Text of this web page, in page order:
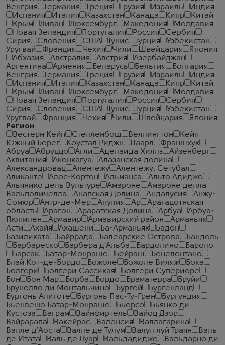
Венгрия
Германия Греция Грузия Израиль
Индия
Испания
Италия Казахстан Канада Кипр
Китай
Крым
Ливан Люксембург Македония
Молдавия
Новая Зеландия
Португалия Россия
Сербия
Сирия
Словения США Тунис Турция
Узбекистан
Уругвай
Франция Чехия Чили Швейцария
Япония
Абхазия
Австралия Австрия
Азербайджан
Аргентина
Армения Беларусь Бельгия
Болгария
Венгрия
Германия Греция Грузия Израиль
Индия
Испания
Италия Казахстан Канада Кипр
Китай
Крым
Ливан Люксембург Македония
Молдавия
Новая Зеландия
Португалия Россия
Сербия
Сирия
Словения США Тунис Турция
Узбекистан
Уругвай
Франция Чехия Чили Швейцария
Япония
Регион
Вестерн Кейп
Стелленбош Веллингтон
Кейп
Южный Берег
Коустал Риджн Паарл
Франшхук
Абруа
Абруццо Агли Аделаида Хиллз
Айзенберг
Аквитания
Аконкагуа
Алазанская долина
Александровац
Алентежу
Алентежу. Сетубал
Аликанте
Алос-Кортон Альманса
Альто Адидже
Альянико дель Вультуре
Амароне
Амароне делла
Вальполичелла
Анапская Долина Андалусия
Анжу-
Сомюр
Антр-де-Мер Апулия Ар
Арагацотнская
область
Арагон Араратская Долина Арбуа
Арбуа-
Пюпилен
Армавир Армавирский район
Арманьяк
Асти
Ахайя Ахашени Ба-Арманьяк
Баден
Базиликата
Байррада Балеарские Острова
Бандоль
Барбареско
Барбера д'Альба Бардолино
Бароло
Барсак
Батар-Монраше Бейраш
Беневентано
Блай Кот-де-Бордо
Божоле Божоле Виляж
Бока
Болгери
Болгери Сассикая
Болгери Супериоре
Бон
Бон Мар Борба Бордо Браматерра
Бруйи
Брунелло ди Монтальчино
Бургей
Бургенланд
Бургонь Алиготе
Бургонь Пас-Ту-Грен
Бургундия
Бьенвеню Батар-Монраше
Бьерсо
Бьянко ди
Кустоза
Ваграм Вайнфиртель
Вайоц Дзор
Вайрарапа
Вакейрас Валенсия
Валлагарина
Валле д'Аоста
Валле де Тулум Валул луй Траян
Валь
де Итата
Валь де Луар Вальдадидже
Вальдарно ди